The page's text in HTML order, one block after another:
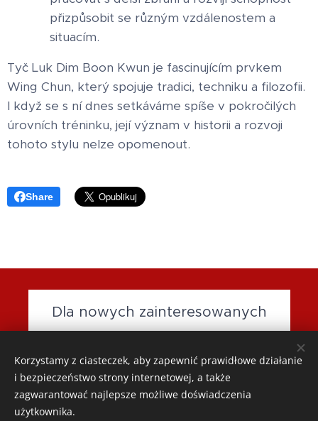
přizpůsobit se různým vzdálenostem a
situacím.
Tyč Luk Dim Boon Kwun je fascinujícím prvkem
Wing Chun, který spojuje tradici, techniku a filozofii.
I když se s ní dnes setkáváme spíše v pokročilých
úrovních tréninku, její význam v historii a rozvoji
tohoto stylu nelze opomenout.
Share
Dla nowych zainteresowanych
www.wingchun-akademie.cz- email:wingchun-
akademie@seznam.cz
Korzystamy z ciasteczek, aby zapewnić prawidłowe działanie
i bezpieczeństwo strony internetowej, a także
zagwarantować najlepsze możliwe doświadczenia
użytkownika.